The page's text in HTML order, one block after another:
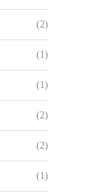
(2)
(1)
(1)
(2)
(2)
(1)